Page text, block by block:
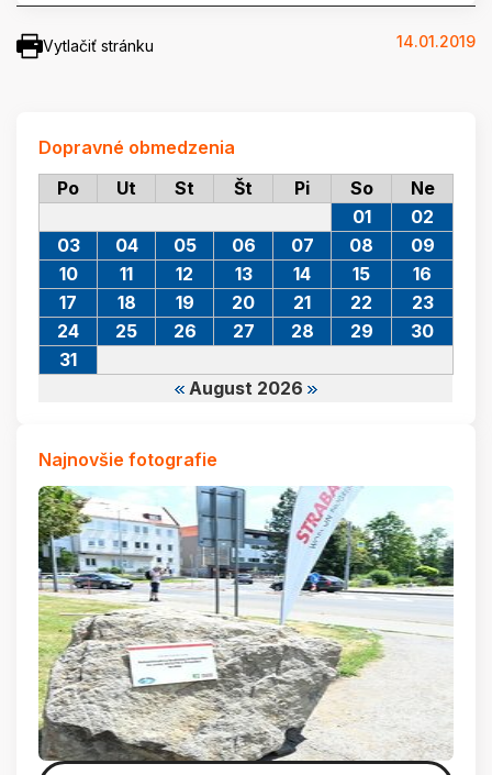
Vytlačiť stránku 14.01.2019
Dopravné obmedzenia
Po
Ut St Št Pi So Ne
August 2026
01
02
03
04 05 06 07 08
09
10
11 12 13 14 15
16
17
18 19 20 21 22
23
24
25 26 27 28 29
30
31
Najnovšie fotografie